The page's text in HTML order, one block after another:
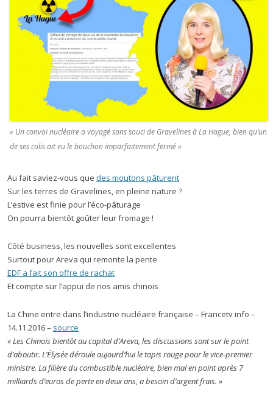
« Un convoi nucléaire a voyagé sans souci de Gravelines à La Hague, bien qu’un
de ses colis ait eu le bouchon imparfaitement fermé »
Au fait saviez-vous que des moutons pâturent
Sur les terres de Gravelines, en pleine nature ?
L’estive est finie pour l’éco-pâturage
On pourra bientôt goûter leur fromage !
Côté business, les nouvelles sont excellentes
Surtout pour Areva qui remonte la pente
EDF a fait son offre de rachat
Et compte sur l’appui de nos amis chinois
La Chine entre dans l’industrie nucléaire française – Francetv info –
14.11.2016 – source
« Les Chinois bientôt au capital d’Areva, les discussions sont sur le point
d’aboutir. L’Élysée déroule aujourd’hui le tapis rouge pour le vice-premier
ministre. La filière du combustible nucléaire, bien mal en point après 7
milliards d’euros de perte en deux ans, a besoin d’argent frais. »